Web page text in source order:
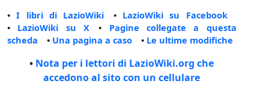
•I libri di LazioWiki • LazioWiki su Facebook
• LazioWiki su X • Pagine collegate a questa
scheda • Una pagina a caso • Le ultime modifiche
• Nota per i lettori di LazioWiki.org che
accedono al sito con un cellulare